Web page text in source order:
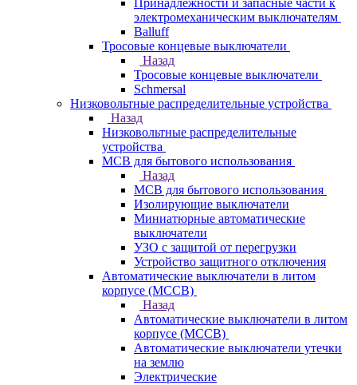
Принадлежности и запасные части к
электромеханическим выключателям
Balluff
Тросовые концевые выключатели
Назад
Тросовые концевые выключатели
Schmersal
Низковольтные распределительные устройства
Назад
Низковольтные распределительные
устройства
MCB для бытового использования
Назад
MCB для бытового использования
Изолирующие выключатели
Миниатюрные автоматические
выключатели
УЗО с защитой от перегрузки
Устройство защитного отключения
Автоматические выключатели в литом
корпусе (MCCB)
Назад
Автоматические выключатели в литом
корпусе (MCCB)
Автоматические выключатели утечки
на землю
Электрические